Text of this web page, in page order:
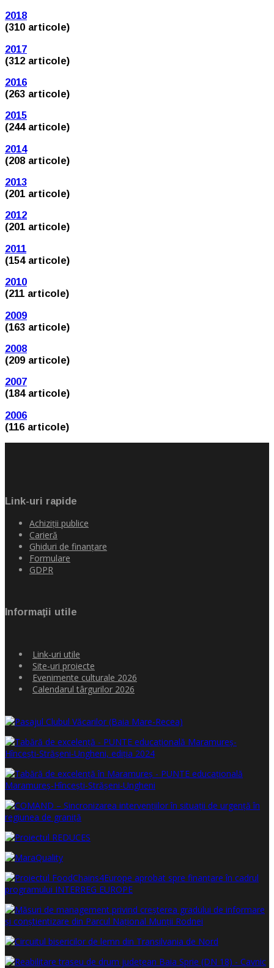
2018
(310 articole)
2017
(312 articole)
2016
(263 articole)
2015
(244 articole)
2014
(208 articole)
2013
(201 articole)
2012
(201 articole)
2011
(154 articole)
2010
(211 articole)
2009
(163 articole)
2008
(209 articole)
2007
(184 articole)
2006
(116 articole)
Link-uri rapide
Achiziţii publice
Carieră
Ghiduri de finanţare
Formulare
GDPR
Informaţii utile
Link-uri utile
Site-uri proiecte
Evenimente culturale 2026
Calendarul târgurilor 2026